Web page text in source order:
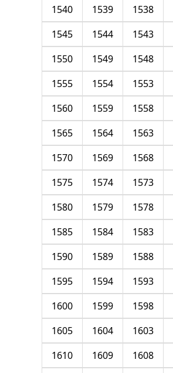
1538
1539
1540
1543
1544
1545
1548
1549
1550
1553
1554
1555
1558
1559
1560
1563
1564
1565
1568
1569
1570
1573
1574
1575
1578
1579
1580
1583
1584
1585
1588
1589
1590
1593
1594
1595
1598
1599
1600
1603
1604
1605
1608
1609
1610